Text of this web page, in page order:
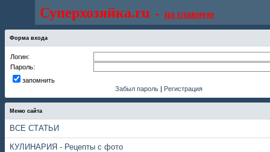
Суперхозяйка.ru - на главную
Форма входа
Логин:
Пароль:
запомнить
Забыл пароль | Регистрация
Меню сайта
ВСЕ СТАТЬИ
КУЛИНАРИЯ - Рецепты с фото